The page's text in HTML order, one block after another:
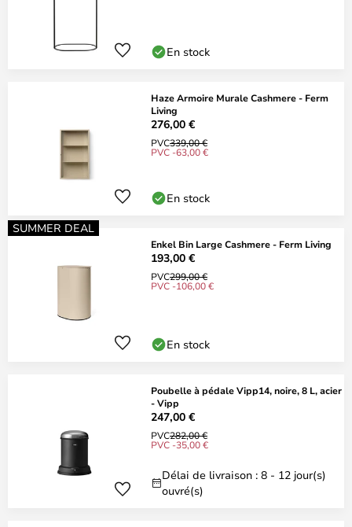
En stock
Haze Armoire Murale Cashmere - Ferm
Living
276,00 €
PVC339,00 €
PVC -63,00 €
En stock
SUMMER DEAL
Enkel Bin Large Cashmere - Ferm Living
193,00 €
PVC299,00 €
PVC -106,00 €
En stock
Poubelle à pédale Vipp14, noire, 8 L, acier
- Vipp
247,00 €
PVC282,00 €
PVC -35,00 €
Délai de livraison : 8 - 12 jour(s)
ouvré(s)